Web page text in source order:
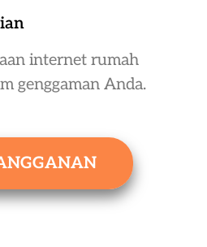
internet rumah
genggaman Anda.